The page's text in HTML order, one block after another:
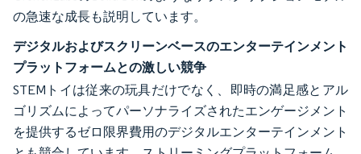
の急速な成長も説明しています。
デジタルおよびスクリーンベースのエンターテインメント
プラットフォームとの激しい競争
STEMトイは従来の玩具だけでなく、即時の満足感とアル
ゴリズムによってパーソナライズされたエンゲージメント
を提供するゼロ限界費用のデジタルエンターテインメント